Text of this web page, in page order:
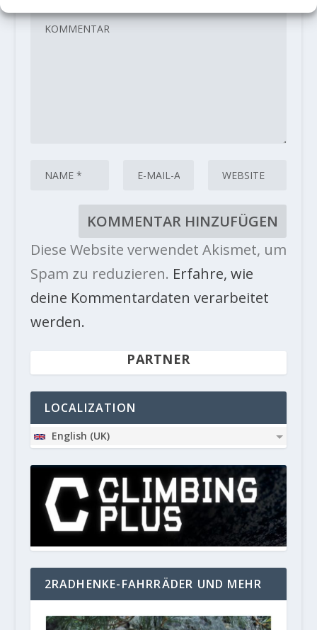
Diese Website verwendet Akismet, um
Spam zu reduzieren. Erfahre, wie
deine Kommentardaten verarbeitet
werden.
PARTNER
LOCALIZATION
English (UK)
2RADHENKE-FAHRRÄDER UND MEHR